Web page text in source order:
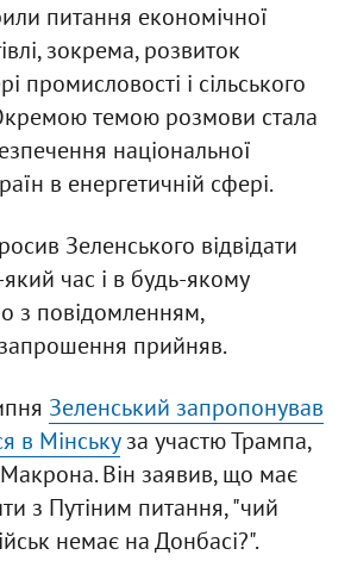
питання економічної
зокрема, розвиток
промисловості і сільського
темою розмови стала
національної
в енергетичній сфері.
Зеленського відвідати
який час і в будь-якому
з повідомленням,
прийняв.
Зеленський запропонував
в Мінськуза участю Трампа,
Він заявив, що має
з Путіним питання, "чий
немає на Донбасі?".